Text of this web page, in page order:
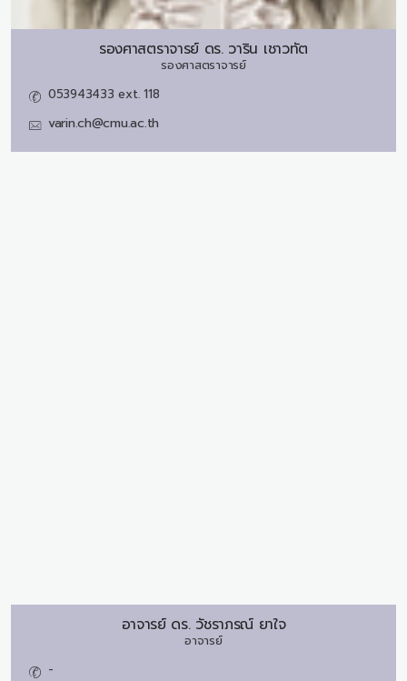
รองศาสตราจารย์ ดร. วาริน เชาวทัต
รองศาสตราจารย์
053943433 ext. 118
varin.ch@cmu.ac.th
อาจารย์ ดร. วัชราภรณ์ ยาใจ
อาจารย์
-